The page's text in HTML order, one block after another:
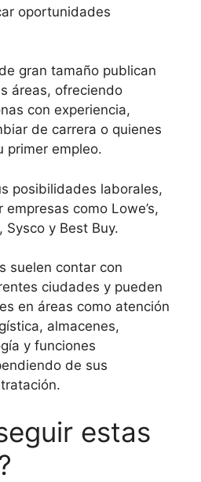
oportunidades
gran tamaño publican
áreas, ofreciendo
con experiencia,
de carrera o quienes
primer empleo.
posibilidades laborales,
como Lowe’s,
Sysco y Best Buy.
suelen contar con
ciudades y pueden
en áreas como atención
almacenes,
y funciones
de sus
estas